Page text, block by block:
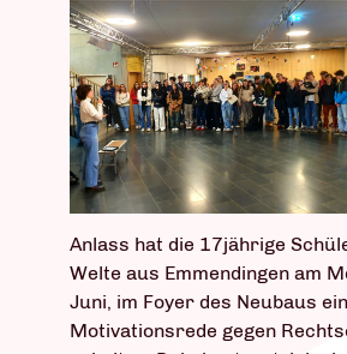
Anlass hat die 17jährige
Welte aus Emmendingen am
Juni, im Foyer des Neubaus
Motivationsrede gegen